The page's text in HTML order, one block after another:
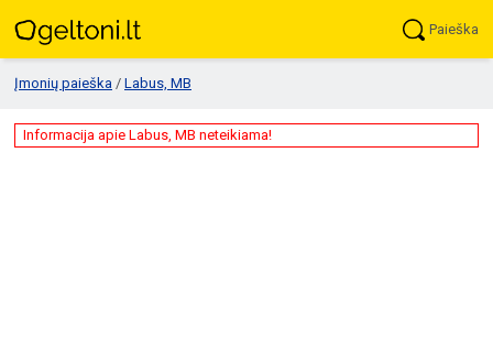
Paieška
Įmonių paieška / Labus, MB
Informacija apie Labus, MB neteikiama!